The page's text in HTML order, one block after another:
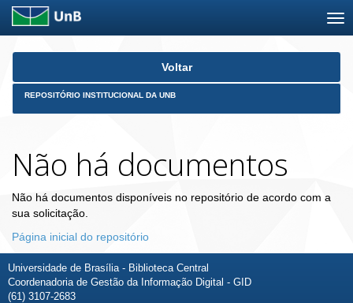
Skip
Voltar
REPOSITÓRIO INSTITUCIONAL DA UNB
Não há documentos
Não há documentos disponíveis no repositório de acordo com a
sua solicitação.
Página inicial do repositório
Universidade de Brasília - Biblioteca Central
Coordenadoria de Gestão da Informação Digital - GID
(61) 3107-2683